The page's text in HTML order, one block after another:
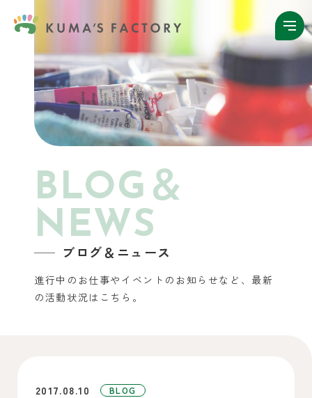
BLOG＆
NEWS
ブログ＆ニュース
進行中のお仕事やイベントのお知らせなど、 最新
の活動状況はこちら。
2017.08.10 BLOG